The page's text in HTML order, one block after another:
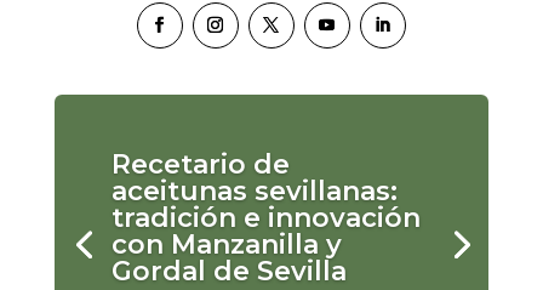
Recetario de
aceitunas sevillanas:
tradición e innovación
con Manzanilla y
Gordal de Sevilla